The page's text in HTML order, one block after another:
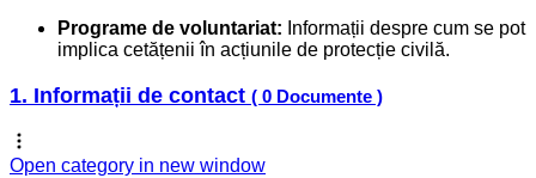
Programe de voluntariat: Informații despre cum se pot
implica cetățenii în acțiunile de protecție civilă.
1. Informații de contact ( 0 Documente )
Open category in new window